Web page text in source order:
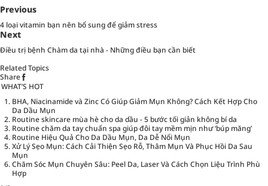
Previous
4 loại vitamin bạn nên bổ sung để giảm stress
Next
Điều trị bệnh Chàm da tại nhà - Những điều bạn cần biết
Related Topics
Share
WHAT’S HOT
BHA, Niacinamide và Zinc Có Giúp Giảm Mụn Không? Cách Kết Hợp Cho
Da Dầu Mụn
Routine skincare mùa hè cho da dầu - 5 bước tối giản không bí da
Routine chăm da tay chuẩn spa giúp đôi tay mềm mịn như ‘búp măng’
Routine Hiệu Quả Cho Da Dầu Mụn, Da Dễ Nổi Mụn
Xử Lý Sẹo Mụn: Cách Cải Thiện Sẹo Rỗ, Thâm Mụn Và Phục Hồi Da Sau
Mụn
Chăm Sóc Mụn Chuyên Sâu: Peel Da, Laser Và Cách Chọn Liệu Trình Phù
Hợp